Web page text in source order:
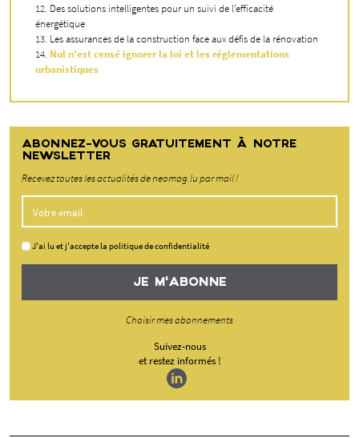
Des solutions intelligentes pour un suivi de l’efficacité
énergétique
Les assurances de la construction face aux défis de la rénovation
Nul n’est censé ignorer la loi et les réglementations
urbanistiques
ABONNEZ-VOUS GRATUITEMENT À NOTRE
NEWSLETTER
Recevez toutes les actualités de neomag.lu par mail !
J'ai lu et j'accepte la politique de confidentialité
JE M'ABONNE
Choisir mes abonnements
Suivez-nous
et restez informés !